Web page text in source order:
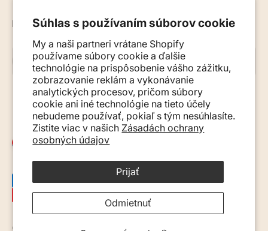
Súhlas s používaním súborov cookie
My a naši partneri vrátane Shopify
používame súbory cookie a ďalšie
technológie na prispôsobenie vášho zážitku,
zobrazovanie reklám a vykonávanie
analytických procesov, pričom súbory
cookie ani iné technológie na tieto účely
nebudeme používať, pokiaľ s tým nesúhlasíte.
Zistite viac v našich Zásadách ochrany
osobných údajov
Prijať
Odmietnuť
Novinky, rady a tipy do vášho e-mailu
E-mail
Prihlásiť sa na odber
Slovensko (EUR €)
© 2026, Monkey Mum. · Site by Ecommerce Pot